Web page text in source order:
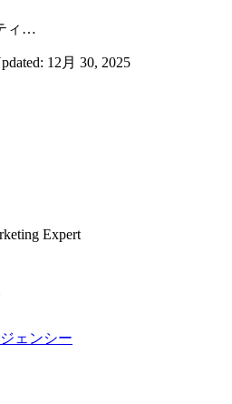
ィ…
12月 30, 2025
Expert
ェンシー